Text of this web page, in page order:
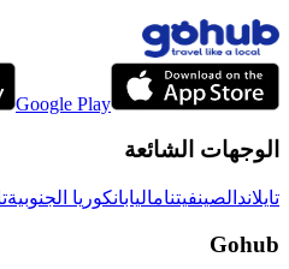
Google Play
الوجهات الشائعة
تايلاند الصينفيتناماليابانكوريا الجنوبية
Gohub